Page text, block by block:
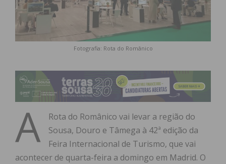
Fotografia: Rota do Românico
A
Rota do Românico vai levar a região do
Sousa, Douro e Tâmega à 42ª edição da
Feira Internacional de Turismo, que vai
acontecer de quarta-feira a domingo em Madrid. O